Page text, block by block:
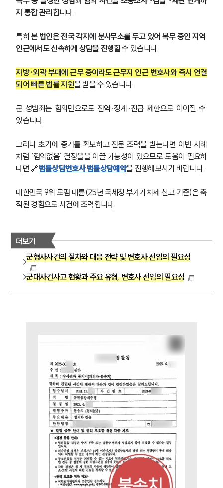
업무사례
주요 업무사례
사례분석/최신동향
법률정보
고객후기
업무분야
구성원 소개
성범죄전문변호사
언론보도
공지사항
법률 블로그
법률서식
뉴스레터/브로슈어
세미나
지 통합 관리 합니다.
특히 본 법인은 전국 각지에 분사무소를 두고 있어 복무 중인 지역
인근에서도 신속하게 상담을 진행할 수 있습니다.
지방·외곽 부대에 근무 중이라도 근무지 인근 변호사와 즉시 연결
되어 빠른 법률 지원을 받을 수 있습니다.
군 성범죄는 혐의만으로도 전역·징계·진급 제한으로 이어질 수
있습니다.
그러나 초기에 증거를 확보하고 전문 조력을 받는다면 이번 사례
처럼 ‘혐의없음’ 결정을을 이끌 가능성이 있으므로 도움이 필요하
다면 🔗법률상담변호사 법률상담예약을 진행해보시기 바랍니다.
대한민국 9위 로펌 대륜(25년 국세청 부가가치세 신고 기준)은 축
적된 경험으로 사건에 조력합니다.
더보기
군형사사건의 절차와 대응 전략 및 변호사 선임의 필요성
군대사건사고 현황과 주요 유형, 변호사 선임의 필요성